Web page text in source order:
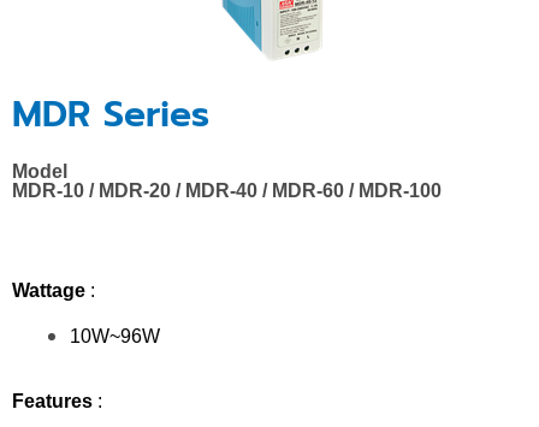
MDR Series
Model
MDR-10 / MDR-20 / MDR-40 / MDR-60 / MDR-100
Wattage :
10W~96W
Features :